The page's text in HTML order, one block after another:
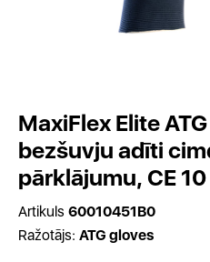
MaxiFlex Elite
bezšuvju adīti
pārklājumu, CE
Artikuls 60010451B0
Ražotājs: ATG gloves